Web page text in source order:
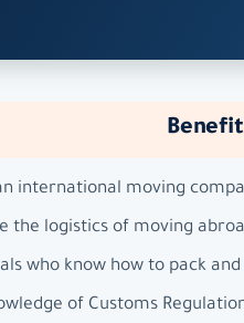
an international moving
the logistics of moving
who know how to pack
of Customs